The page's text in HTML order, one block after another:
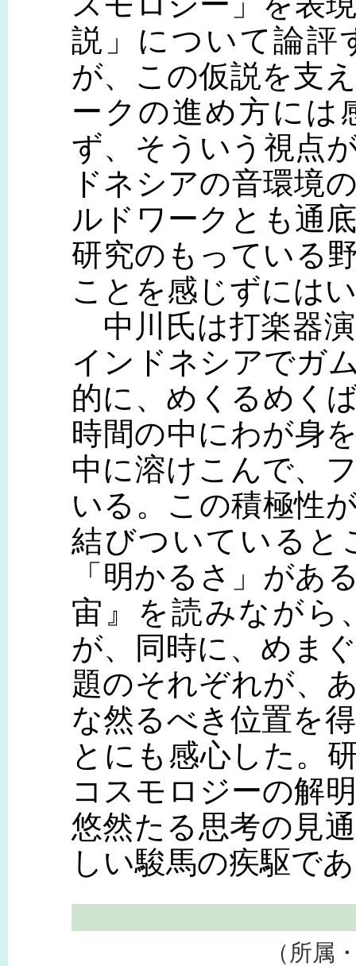
説」について論評
が、この仮説を支
ークの進め方には
ず、そういう視点
ドネシアの音環境
ルドワークとも通
研究のもっている
ことを感じずには
中川氏は打楽器
インドネシアでガ
的に、めくるめく
時間の中にわが身
中に溶けこんで、
いる。この積極性
結びついていると
「明かるさ」が
宙』を読みながら
が、同時に、めま
題のそれぞれが、
な然るべき位置を
とにも感心した。
コスモロジーの解
悠然たる思考の見
しい駿馬の疾駆で
（所属